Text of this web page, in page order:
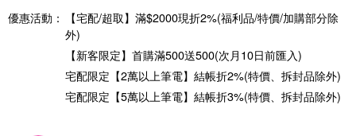
優惠活動：
【宅配/超取】滿$2000現折2%(福利品/特價/加購部分除
外)
【新客限定】首購滿500送500(次月10日前匯入)
宅配限定【2萬以上筆電】結帳折2%(特價、拆封品除外)
宅配限定【5萬以上筆電】結帳折3%(特價、拆封品除外)